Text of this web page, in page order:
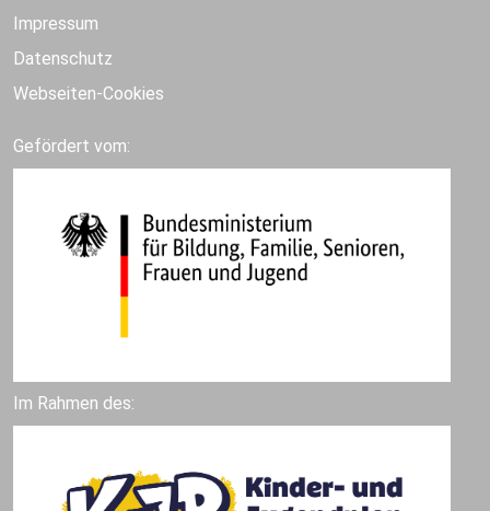
Impressum
Datenschutz
Webseiten-Cookies
Gefördert vom:
Im Rahmen des: